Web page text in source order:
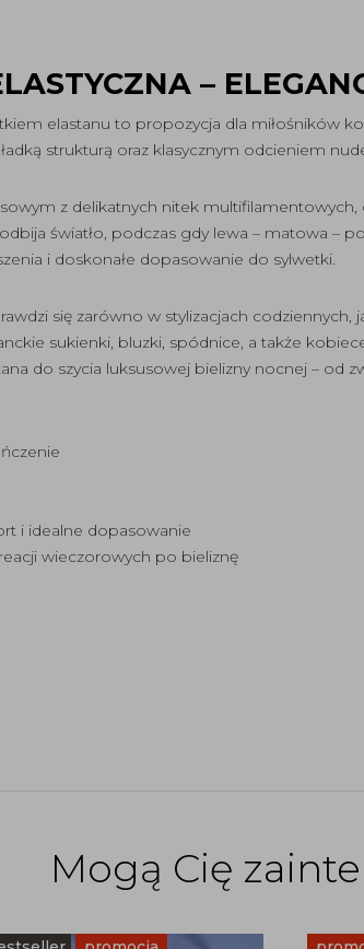
–
elastanu to propozycja dla miłośników
strukturą oraz klasycznym odcieniem
z delikatnych nitek
światło, podczas gdy lewa – matowa –
i doskonałe dopasowanie do sylwetki.
się zarówno w stylizacjach codziennych,
sukienki, bluzki, spódnice, a także
do szycia luksusowej bielizny nocnej – od
i idealne dopasowanie
wieczorowych po bieliznę
Mogą Cię